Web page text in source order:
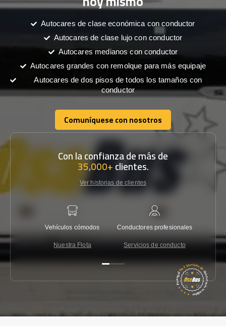
Autocares de clase económica con conductor
Autocares de clase lujo con conductor
Autocares medianos con conductor
Autocares grandes con remolque para más equipaje
Autocares de dos pisos de todos los tamaños con
conductor
Comuníquese con nosotros
Comuníquese con nosotros
Con la confianza de más de
35,000+clientes.
Ver historias de clientes
Vehículos cómodos
Nuestra Flota
Conductores profesionales
Servicios de conducto